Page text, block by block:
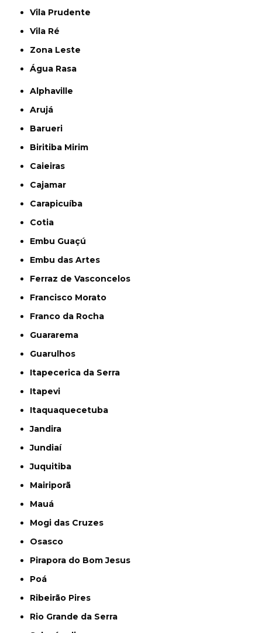
Vila Prudente
Vila Ré
Zona Leste
Água Rasa
Alphaville
Arujá
Barueri
Biritiba Mirim
Caieiras
Cajamar
Carapicuíba
Cotia
Embu Guaçú
Embu das Artes
Ferraz de Vasconcelos
Francisco Morato
Franco da Rocha
Guararema
Guarulhos
Itapecerica da Serra
Itapevi
Itaquaquecetuba
Jandira
Jundiaí
Juquitiba
Mairiporã
Mauá
Mogi das Cruzes
Osasco
Pirapora do Bom Jesus
Poá
Ribeirão Pires
Rio Grande da Serra